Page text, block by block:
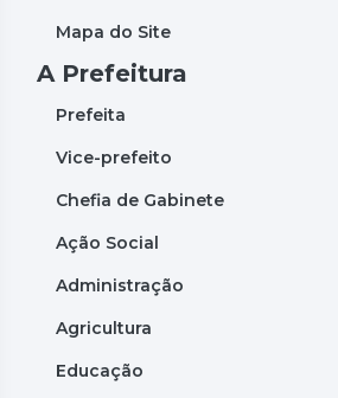
Mapa do Site
A Prefeitura
Prefeita
Vice-prefeito
Chefia de Gabinete
Ação Social
Administração
Agricultura
Educação